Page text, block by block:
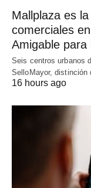
Mallplaza es
comerciales
Amigable
Seis centros urbanos
SelloMayor, distinción
16 hours ago